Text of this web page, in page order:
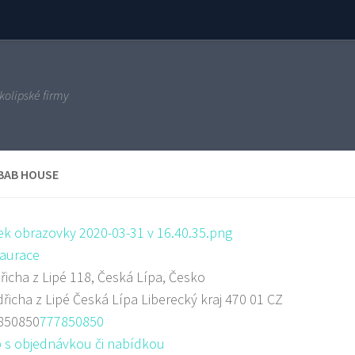
firmy
HOUSE
z Lipé 118, Česká Lípa, Česko
z Lipé Česká Lípa Liberecký kraj 470 01 CZ
777850850
s objednávkou či nabídkou